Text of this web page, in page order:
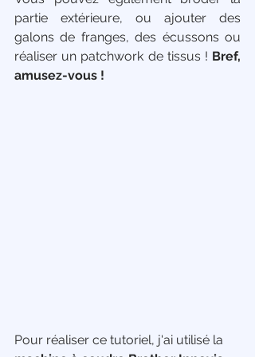
partie extérieure, ou ajouter des
galons de franges, des écussons ou
réaliser un patchwork de tissus ! Bref,
amusez-vous !
Pour réaliser ce tutoriel, j'ai utilisé la